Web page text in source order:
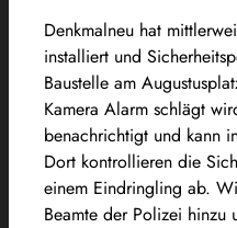
Denkmalneu hat
installiert und
Baustelle am
Kamera Alarm schlägt
benachrichtigt und kann
Dort kontrollieren die
einem Eindringling ab.
Beamte der Polizei hinzu